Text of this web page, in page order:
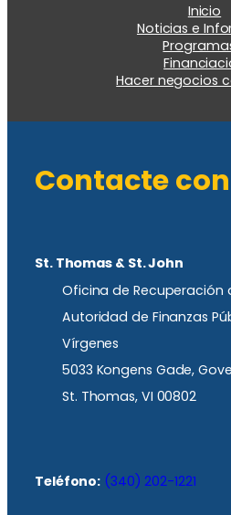
Inicio
Noticias e
Hacer negocios
Contacte con
St. Thomas & St. John
Oficina de Recuperación
Autoridad de Finanzas
Vírgenes
5033 Kongens Gade,
St. Thomas, VI 00802
Teléfono: (340) 202-1221